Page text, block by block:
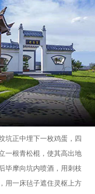
坑正中埋下一枚鸡蛋，四
一根青松棍，使其高出地
毕摩向坑内喷酒，用刺枝
用一床毡子遮住灵枢上方